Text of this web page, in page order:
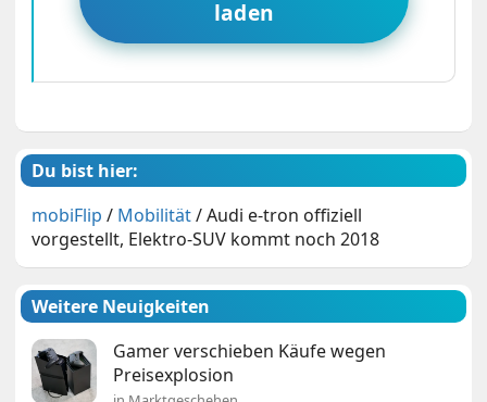
laden
Du bist hier:
mobiFlip / Mobilität/Audi e-tron offiziell
vorgestellt, Elektro-SUV kommt noch 2018
Weitere Neuigkeiten
Gamer verschieben Käufe wegen
Preisexplosion